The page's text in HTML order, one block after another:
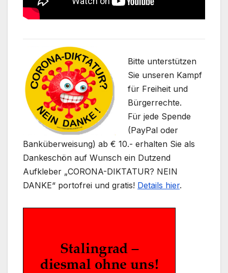
Bitte unterstützen
Sie unseren Kampf
für Freiheit und
Bürgerrechte.
Für jede Spende
(PayPal oder
Banküberweisung) ab € 10.- erhalten Sie als
Dankeschön auf Wunsch ein Dutzend
Aufkleber „CORONA-DIKTATUR? NEIN
DANKE“ portofrei und gratis! Details hier.